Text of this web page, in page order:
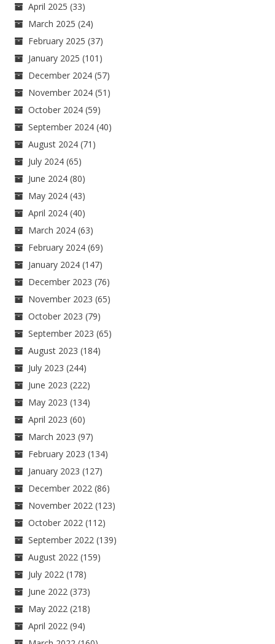
April 2025 (33)
March 2025 (24)
February 2025 (37)
January 2025 (101)
December 2024 (57)
November 2024 (51)
October 2024 (59)
September 2024 (40)
August 2024 (71)
July 2024 (65)
June 2024 (80)
May 2024 (43)
April 2024 (40)
March 2024 (63)
February 2024 (69)
January 2024 (147)
December 2023 (76)
November 2023 (65)
October 2023 (79)
September 2023 (65)
August 2023 (184)
July 2023 (244)
June 2023 (222)
May 2023 (134)
April 2023 (60)
March 2023 (97)
February 2023 (134)
January 2023 (127)
December 2022 (86)
November 2022 (123)
October 2022 (112)
September 2022 (139)
August 2022 (159)
July 2022 (178)
June 2022 (373)
May 2022 (218)
April 2022 (94)